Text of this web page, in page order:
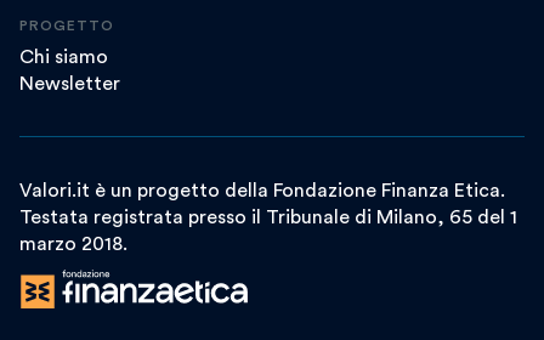
PROGETTO
Chi siamo
Newsletter
Valori.it è un progetto della Fondazione Finanza Etica.
Testata registrata presso il Tribunale di Milano, 65 del 1
marzo 2018.